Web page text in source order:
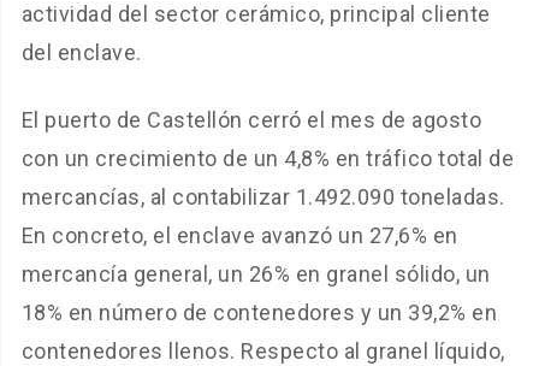
actividad del sector cerámico, principal cliente
del enclave.
El puerto de Castellón cerró el mes de agosto
con un crecimiento de un 4,8% en tráfico total de
mercancías, al contabilizar 1.492.090 toneladas.
En concreto, el enclave avanzó un 27,6% en
mercancía general, un 26% en granel sólido, un
18% en número de contenedores y un 39,2% en
contenedores llenos. Respecto al granel líquido,